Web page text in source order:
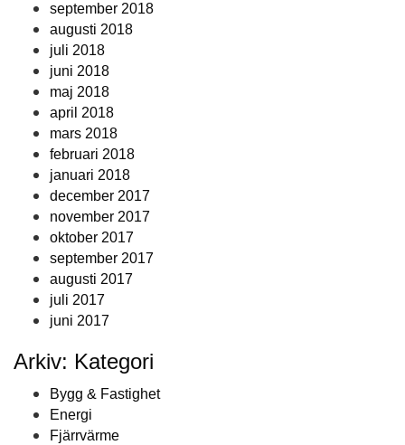
september 2018
augusti 2018
juli 2018
juni 2018
maj 2018
april 2018
mars 2018
februari 2018
januari 2018
december 2017
november 2017
oktober 2017
september 2017
augusti 2017
juli 2017
juni 2017
Arkiv: Kategori
Bygg & Fastighet
Energi
Fjärrvärme